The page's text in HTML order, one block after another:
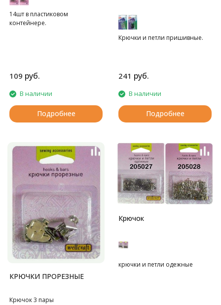
14шт в пластиковом
контейнере.
109 руб.
В наличии
Подробнее
Крючки и петли пришивные.
241 руб.
В наличии
Подробнее
КРЮЧКИ ПРОРЕЗНЫЕ
Крючок 3 пары
Крючок
крючки и петли одежные